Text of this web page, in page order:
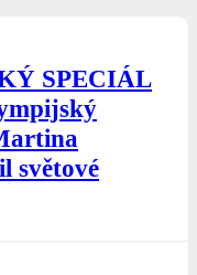
SPECIÁL
světové